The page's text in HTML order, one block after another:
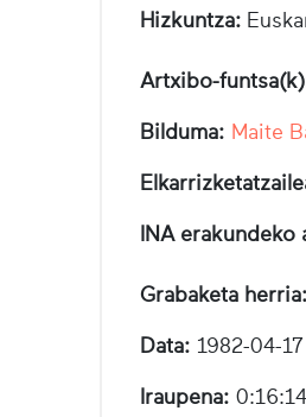
Hizkuntza:
Artxibo-
Bilduma: Maite
INA erakundeko
Grabaketa herria:
Data: 1982-04-17
Iraupena: 0:16:14